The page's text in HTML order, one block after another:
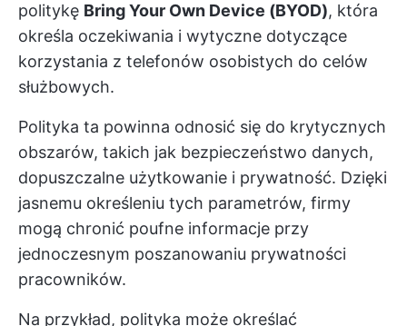
politykę Bring Your Own Device (BYOD), która
określa oczekiwania i wytyczne dotyczące
korzystania z telefonów osobistych do celów
służbowych.
Polityka ta powinna odnosić się do krytycznych
obszarów, takich jak bezpieczeństwo danych,
dopuszczalne użytkowanie i prywatność. Dzięki
jasnemu określeniu tych parametrów, firmy
mogą chronić poufne informacje przy
jednoczesnym poszanowaniu prywatności
pracowników.
Na przykład, polityka może określać